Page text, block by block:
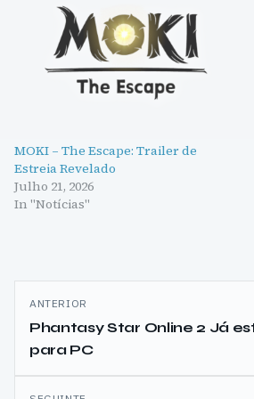
MOKI – The Escape: Trailer de
Estreia Revelado
Julho 21, 2026
In "Notícias"
Navegação
de
artigos
ANTERIOR
Phantasy Star Online 2 Já
para PC